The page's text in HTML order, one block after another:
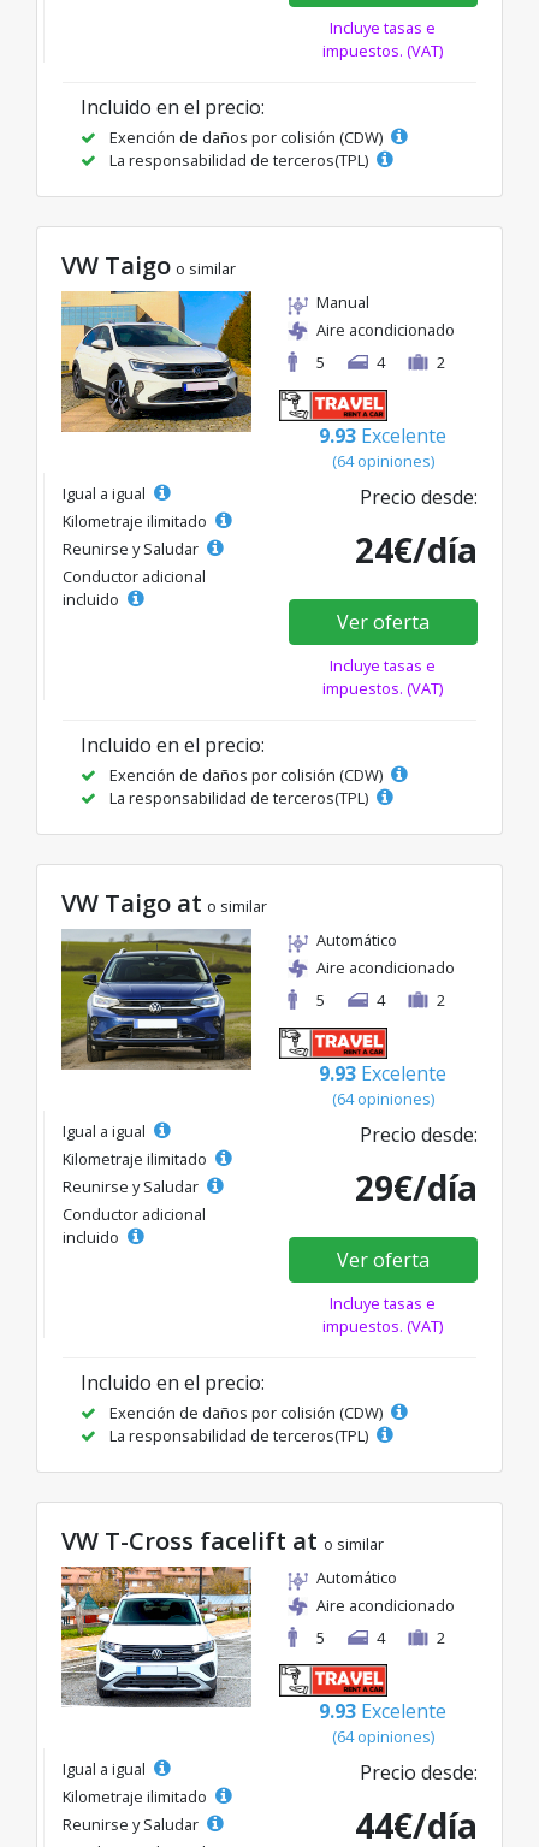
Incluye tasas e
impuestos. (VAT)
Incluido en el precio:
Exención de daños por colisión (CDW)
La responsabilidad de terceros(TPL)
VW Taigo o similar
Manual
Aire acondicionado
5
4 2
9.93 Excelente
(64 opiniones)
Igual a igual
Kilometraje ilimitado
Reunirse y Saludar
Conductor adicional
incluido
Precio desde:
24€/día
Ver oferta
Incluye tasas e
impuestos. (VAT)
Incluido en el precio:
Exención de daños por colisión (CDW)
La responsabilidad de terceros(TPL)
VW Taigo at o similar
Automático
Aire acondicionado
5
4 2
9.93 Excelente
(64 opiniones)
Igual a igual
Kilometraje ilimitado
Reunirse y Saludar
Conductor adicional
incluido
Precio desde:
29€/día
Ver oferta
Incluye tasas e
impuestos. (VAT)
Incluido en el precio:
Exención de daños por colisión (CDW)
La responsabilidad de terceros(TPL)
VW T-Cross facelift at o similar
Automático
Aire acondicionado
5
4 2
9.93 Excelente
(64 opiniones)
Igual a igual
Kilometraje ilimitado
Reunirse y Saludar
Precio desde:
44€/día